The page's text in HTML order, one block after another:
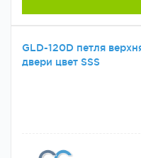
GLD-120D петля
двери цвет SSS